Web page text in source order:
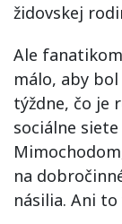
židovskej
Ale
málo, aby
týždne, čo je
sociálne
na
násilia. Ani